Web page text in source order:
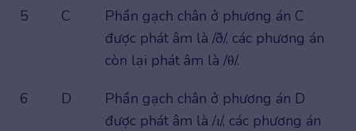
5
C
Phần gạch chân ở phương án C
được phát âm là /ð/, các phương án
còn lại phát âm là /θ/.
6
D
Phần gạch chân ở phương án D
được phát âm là /ɪ/, các phương án